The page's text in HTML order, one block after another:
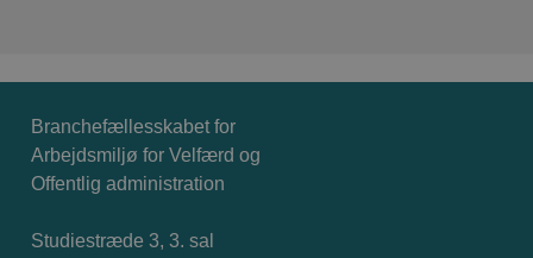
Branchefællesskabet for
Arbejdsmiljø for Velfærd og
Offentlig administration
Studiestræde 3, 3. sal